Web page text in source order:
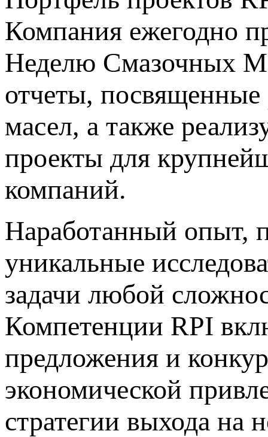
Компания ежегодно
Неделю Смазочных
отчеты,
масел, а также
проекты для
компаний.
Наработанный опыт,
уникальные
задачи любой
Компетенции RPI
предложения и
экономической
стратегии выхода